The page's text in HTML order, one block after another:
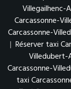
Carcassonne-
Carcassonne-
| Réserver taxi
Villedubert-
Carcassonne-
taxi